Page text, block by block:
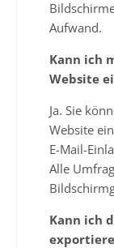
Aufwand.
Kann ich
Website
Ja. Sie
Website
E-Mail-
Alle
Kann ich